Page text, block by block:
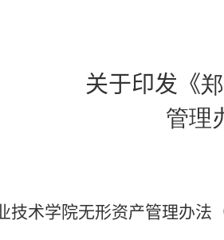
关于印发《
管理
技术学院无形资产管理办法